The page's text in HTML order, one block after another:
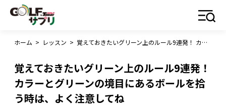
ホーム > レッスン > 覚えておきたいグリーン上のルール9連発！ カラーとグリーンの境目にあるボールを拾う時は、よく注意してね
覚えておきたいグリーン上のルール9連発！
カラーとグリーンの境目にあるボールを拾
う時は、よく注意してね